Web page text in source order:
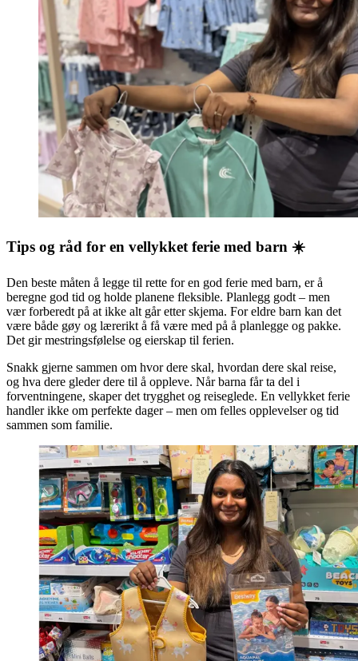
Tips og råd for en vellykket ferie med barn ☀️
Den beste måten å legge til rette for en god ferie med barn, er å
beregne god tid og holde planene fleksible. Planlegg godt – men
vær forberedt på at ikke alt går etter skjema. For eldre barn kan det
være både gøy og lærerikt å få være med på å planlegge og pakke.
Det gir mestringsfølelse og eierskap til ferien.
Snakk gjerne sammen om hvor dere skal, hvordan dere skal reise,
og hva dere gleder dere til å oppleve. Når barna får ta del i
forventningene, skaper det trygghet og reiseglede. En vellykket ferie
handler ikke om perfekte dager – men om felles opplevelser og tid
sammen som familie.